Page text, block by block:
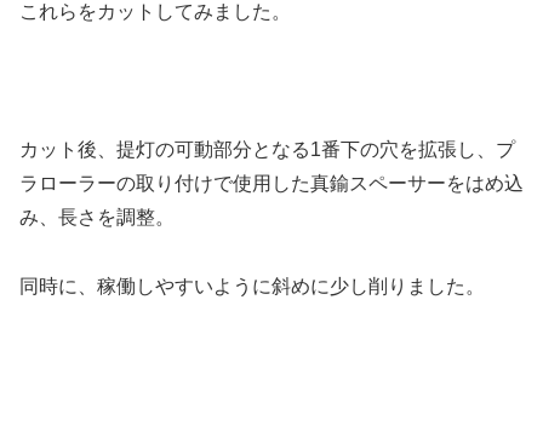
これらをカットしてみました。
カット後、提灯の可動部分となる1番下の穴を拡張し、プ
ラローラーの取り付けで使用した真鍮スペーサーをはめ込
み、長さを調整。
同時に、稼働しやすいように斜めに少し削りました。